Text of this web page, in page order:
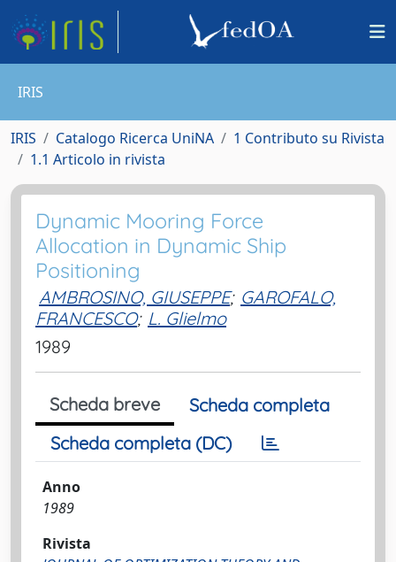
IRIS
IRIS Catalogo Ricerca UniNA
1 Contributo su Rivista
1.1 Articolo in rivista
Dynamic Mooring Force
Allocation in Dynamic Ship
Positioning
AMBROSINO, GIUSEPPE; GAROFALO,
FRANCESCO; L. Glielmo
1989
Scheda breve
Scheda completa
Scheda completa (DC)
Anno
1989
Rivista